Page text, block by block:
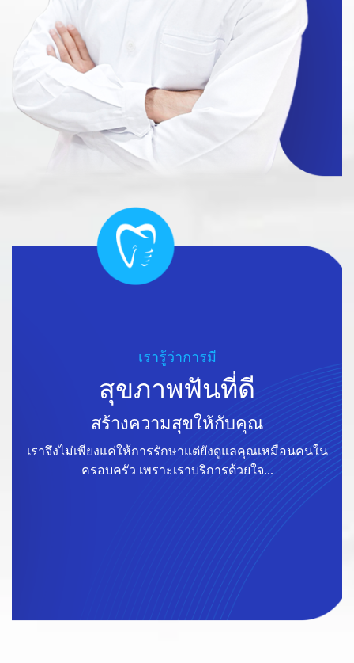
เรารู้ว่าการมี
สุขภาพฟันที่ดี
สร้างความสุขให้กับคุณ
เราจึงไม่เพียงแค่ให้การรักษาแต่ยังดูแลคุณเหมือนคนใน
ครอบครัว เพราะเราบริการด้วยใจ...